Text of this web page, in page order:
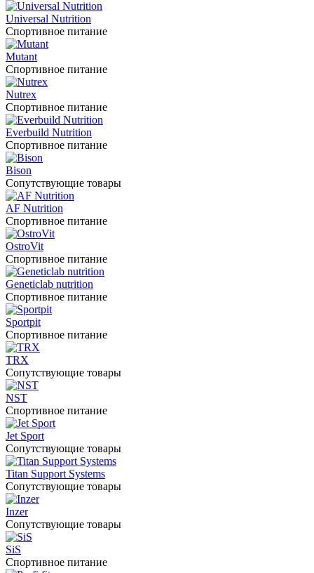
Universal Nutrition
Спортивное питание
Mutant
Спортивное питание
Nutrex
Спортивное питание
Everbuild Nutrition
Спортивное питание
Bison
Сопутствующие товары
AF Nutrition
Спортивное питание
OstroVit
Спортивное питание
Geneticlab nutrition
Спортивное питание
Sportpit
Спортивное питание
TRX
Сопутствующие товары
NST
Спортивное питание
Jet Sport
Сопутствующие товары
Titan Support Systems
Сопутствующие товары
Inzer
Сопутствующие товары
SiS
Спортивное питание